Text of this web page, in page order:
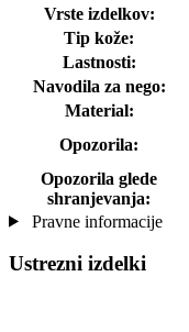
Vrste izdelkov:
Tip kože:
Lastnosti:
Navodila za nego:
Material:
Opozorila:
Opozorila glede
shranjevanja:
Pravne informacije
Ustrezni izdelki